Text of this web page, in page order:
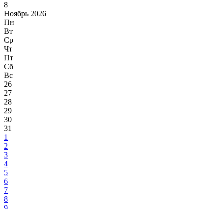
8
Ноябрь 2026
Пн
Вт
Ср
Чт
Пт
Сб
Вс
26
27
28
29
30
31
1
2
3
4
5
6
7
8